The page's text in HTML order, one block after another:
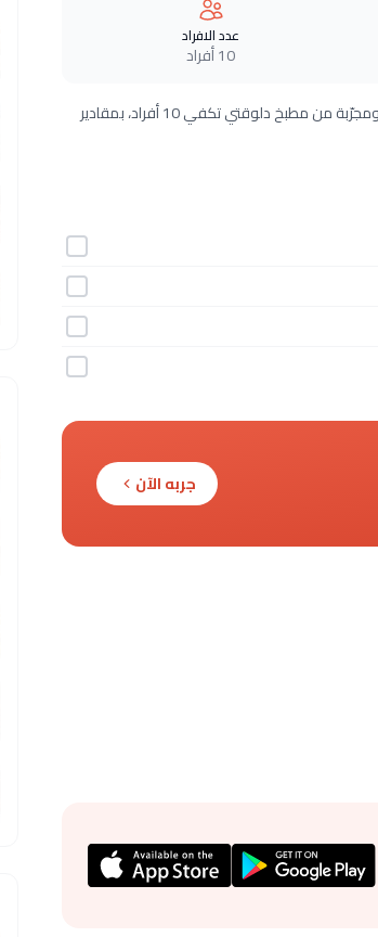
عدد الافراد
10 أفراد
طريقة عمل خليط البسكويت خطوة بخطوة بـ4 مكونات وفي 10 دقائق فقط. وصفة سهلة ومجرّبة من مطبخ دلوقتي تكفي 10 أفراد، بمقادير
جربه الآن